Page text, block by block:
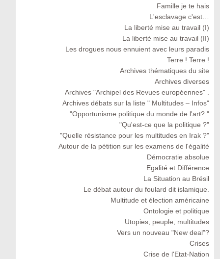
Famille je te hais
L'esclavage c'est…
La liberté mise au travail (I)
La liberté mise au travail (II)
Les drogues nous ennuient avec leurs paradis
Terre ! Terre !
Archives thématiques du site
Archives diverses
Archives "Archipel des Revues européennes" .
Archives débats sur la liste " Multitudes – Infos"
"Opportunisme politique du monde de l'art? "
"Qu'est-ce que la politique ?"
"Quelle résistance pour les multitudes en Irak ?"
Autour de la pétition sur les examens de l'égalité
Démocratie absolue
Egalité et Différence
La Situation au Brésil
Le débat autour du foulard dit islamique.
Multitude et élection américaine
Ontologie et politique
Utopies, peuple, multitudes
Vers un nouveau "New deal"?
Crises
Crise de l'Etat-Nation